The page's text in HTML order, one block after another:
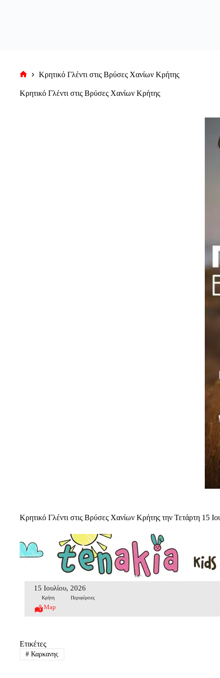
σελίδα
Κρητικό Γλέντι στις Βρύσες Χανίων Κρήτης
Κρητικό Γλέντι στις Βρύσες Χανίων Κρήτης
Κρητικό Γλέντι στις Βρύσες Χανίων Κρήτης την Τετάρτη 15
15 Ιουλίου, 2026
Κρήτη Περιφέρειες
Map
Ετικέτες
#Καρκανης